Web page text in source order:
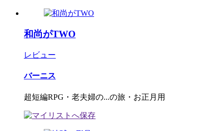
和尚がTWO
レビュー
バーニス
超短編RPG・老夫婦の...の旅・お正月用